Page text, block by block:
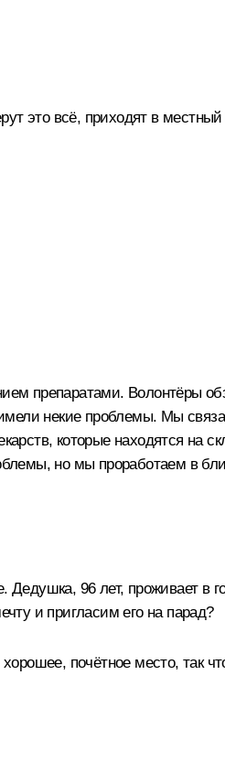
это всё, приходят в
препаратами. Волонтёры
некие проблемы. Мы
которые находятся на
но мы проработаем в
96 лет, проживает в
и пригласим его на парад?
почётное место, так